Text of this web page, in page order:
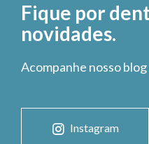
Fique por
novidades.
Acompanhe nosso
Instagram